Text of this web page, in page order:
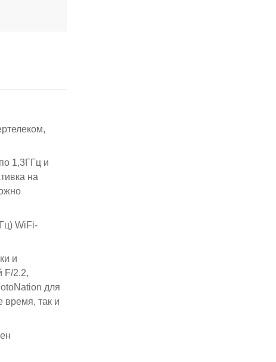
1,3ГГц и
на
WiFi-
и
F/2.2,
для
время, так и